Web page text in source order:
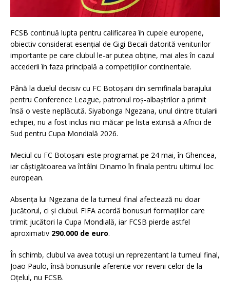
FCSB continuă lupta pentru calificarea în cupele europene,
obiectiv considerat esențial de Gigi Becali datorită veniturilor
importante pe care clubul le-ar putea obține, mai ales în cazul
accederii în faza principală a competițiilor continentale.
Până la duelul decisiv cu FC Botoșani din semifinala barajului
pentru Conference League, patronul roș-albaștrilor a primit
însă o veste neplăcută. Siyabonga Ngezana, unul dintre titularii
echipei, nu a fost inclus nici măcar pe lista extinsă a Africii de
Sud pentru Cupa Mondială 2026.
Meciul cu FC Botoșani este programat pe 24 mai, în Ghencea,
iar câștigătoarea va întâlni Dinamo în finala pentru ultimul loc
european.
Absența lui Ngezana de la turneul final afectează nu doar
jucătorul, ci și clubul. FIFA acordă bonusuri formațiilor care
trimit jucători la Cupa Mondială, iar FCSB pierde astfel
aproximativ 290.000 de euro.
În schimb, clubul va avea totuși un reprezentant la turneul final,
Joao Paulo, însă bonusurile aferente vor reveni celor de la
Oțelul, nu FCSB.